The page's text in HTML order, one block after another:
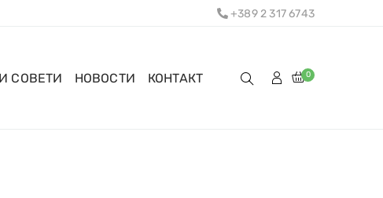
+389 2 317 6743
СОВЕТИ НОВОСТИ КОНТАКТ 0